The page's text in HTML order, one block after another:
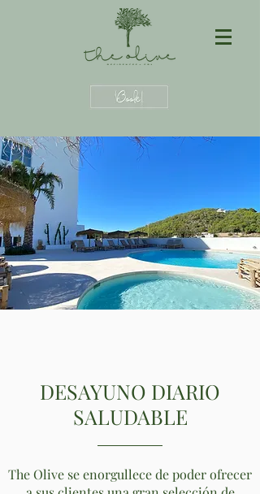
DESAYUNO DIARIO
SALUDABLE
The Olive se enorgullece de poder ofrecer